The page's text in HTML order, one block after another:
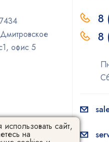
офис 5
8
8
сайт,
на